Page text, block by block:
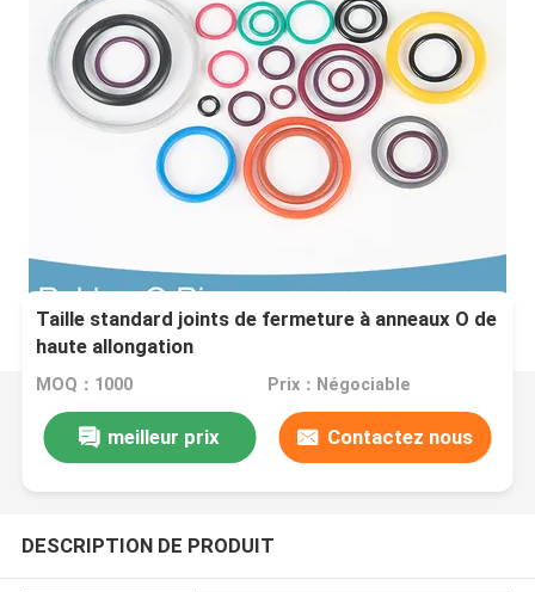
Taille standard joints de fermeture à anneaux O de
haute allongation
MOQ：1000 Prix：Négociable
meilleur prix Contactez nous
DESCRIPTION DE PRODUIT